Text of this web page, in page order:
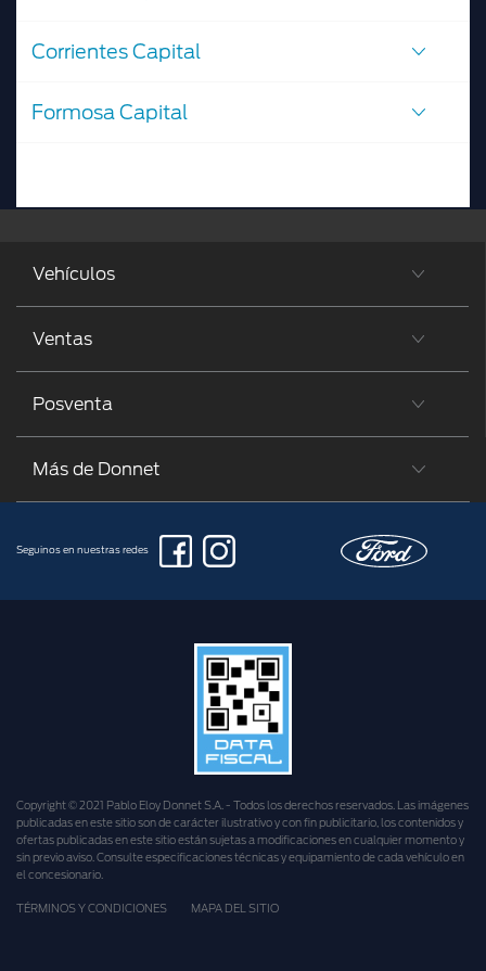
Corrientes Capital
Formosa Capital
Vehículos
Ventas
Posventa
Más de Donnet
Seguinos en nuestras redes
Copyright © 2021 Pablo Eloy Donnet S.A. - Todos los derechos reservados. Las imágenes
publicadas en este sitio son de carácter ilustrativo y con fin publicitario, los contenidos y
ofertas publicadas en este sitio están sujetas a modificaciones en cualquier momento y
sin previo aviso. Consulte especificaciones técnicas y equipamiento de cada vehículo en
el concesionario.
TÉRMINOS Y CONDICIONES MAPA DEL SITIO